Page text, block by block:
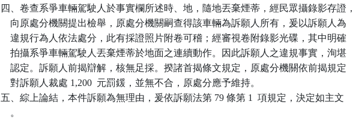
四、卷查系爭車輛駕駛人於事實欄所述時、地，隨地丟棄煙蒂，經民眾攝錄影存證，
    向原處分機關提出檢舉，原處分機關嗣查得該車輛為訴願人所有，爰以訴願人為
    違規行為人依法處分，此有採證照片附卷可稽；經審視卷附錄影光碟，其中明確
    拍攝系爭車輛駕駛人丟棄煙蒂於地面之連續動作。因此訴願人之違規事實，洵堪
    認定。訴願人前揭辯解，核無足採。揆諸首揭條文規定，原處分機關依前揭規定
    對訴願人裁處 1,200  元罰鍰，並無不合，原處分應予維持。
五、綜上論結，本件訴願為無理由，爰依訴願法第 79 條第 1  項規定，決定如主文
    。